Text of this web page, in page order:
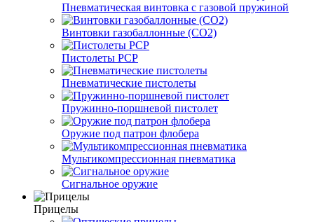
Пневматическая винтовка с газовой пружиной
Винтовки газобаллонные (CO2)
Пистолеты PCP
Пневматические пистолеты
Пружинно-поршневой пистолет
Оружие под патрон флобера
Мультикомпрессионная пневматика
Сигнальное оружие
Прицелы